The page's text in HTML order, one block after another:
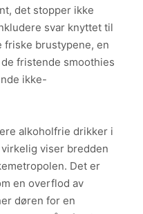
det stopper ikke
svar knyttet til
friske brustypene, en
fristende smoothies
ikke-
alkoholfrie drikker i
viser bredden
Det er
en overflod av
døren for en